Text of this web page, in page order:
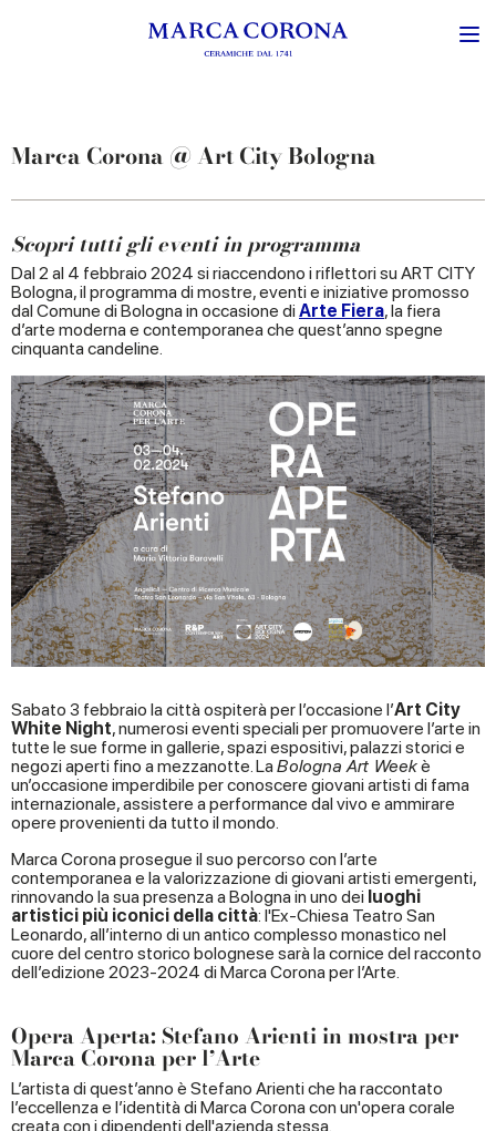
Marca Corona @ Art City Bologna
Scopri tutti gli eventi in programma
Dal 2 al 4 febbraio 2024 si riaccendono i riflettori su ART CITY
Bologna, il programma di mostre, eventi e iniziative promosso
dal Comune di Bologna in occasione diArte Fiera, la fiera
d’arte moderna e contemporanea che quest’anno spegne
cinquanta candeline.
Sabato 3 febbraio la città ospiterà per l’occasione l’Art City
White Night, numerosi eventi speciali per promuovere l’arte in
tutte le sue forme in gallerie, spazi espositivi, palazzi storici e
negozi aperti fino a mezzanotte. La Bologna Art Weekè
un’occasione imperdibile per conoscere giovani artisti di fama
internazionale, assistere a performance dal vivo e ammirare
opere provenienti da tutto il mondo.
Marca Corona prosegue il suo percorso con l’arte
contemporanea e la valorizzazione di giovani artisti emergenti,
rinnovando la sua presenza a Bologna in uno dei luoghi
artistici più iconici della città: l'Ex-Chiesa Teatro San
Leonardo, all’interno di un antico complesso monastico nel
cuore del centro storico bolognese sarà la cornice del racconto
dell’edizione 2023-2024 di Marca Corona per l’Arte.
Opera Aperta: Stefano Arienti in mostra per
Marca Corona per l’Arte
L’artista di quest’anno è Stefano Arienti che ha raccontato
l’eccellenza e l’identità di Marca Corona con un'opera corale
creata con i dipendenti dell'azienda stessa.